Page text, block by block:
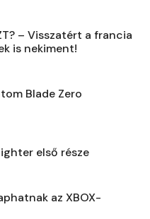
– Visszatért a francia
is nekiment!
Blade Zero
első része
az XBOX-